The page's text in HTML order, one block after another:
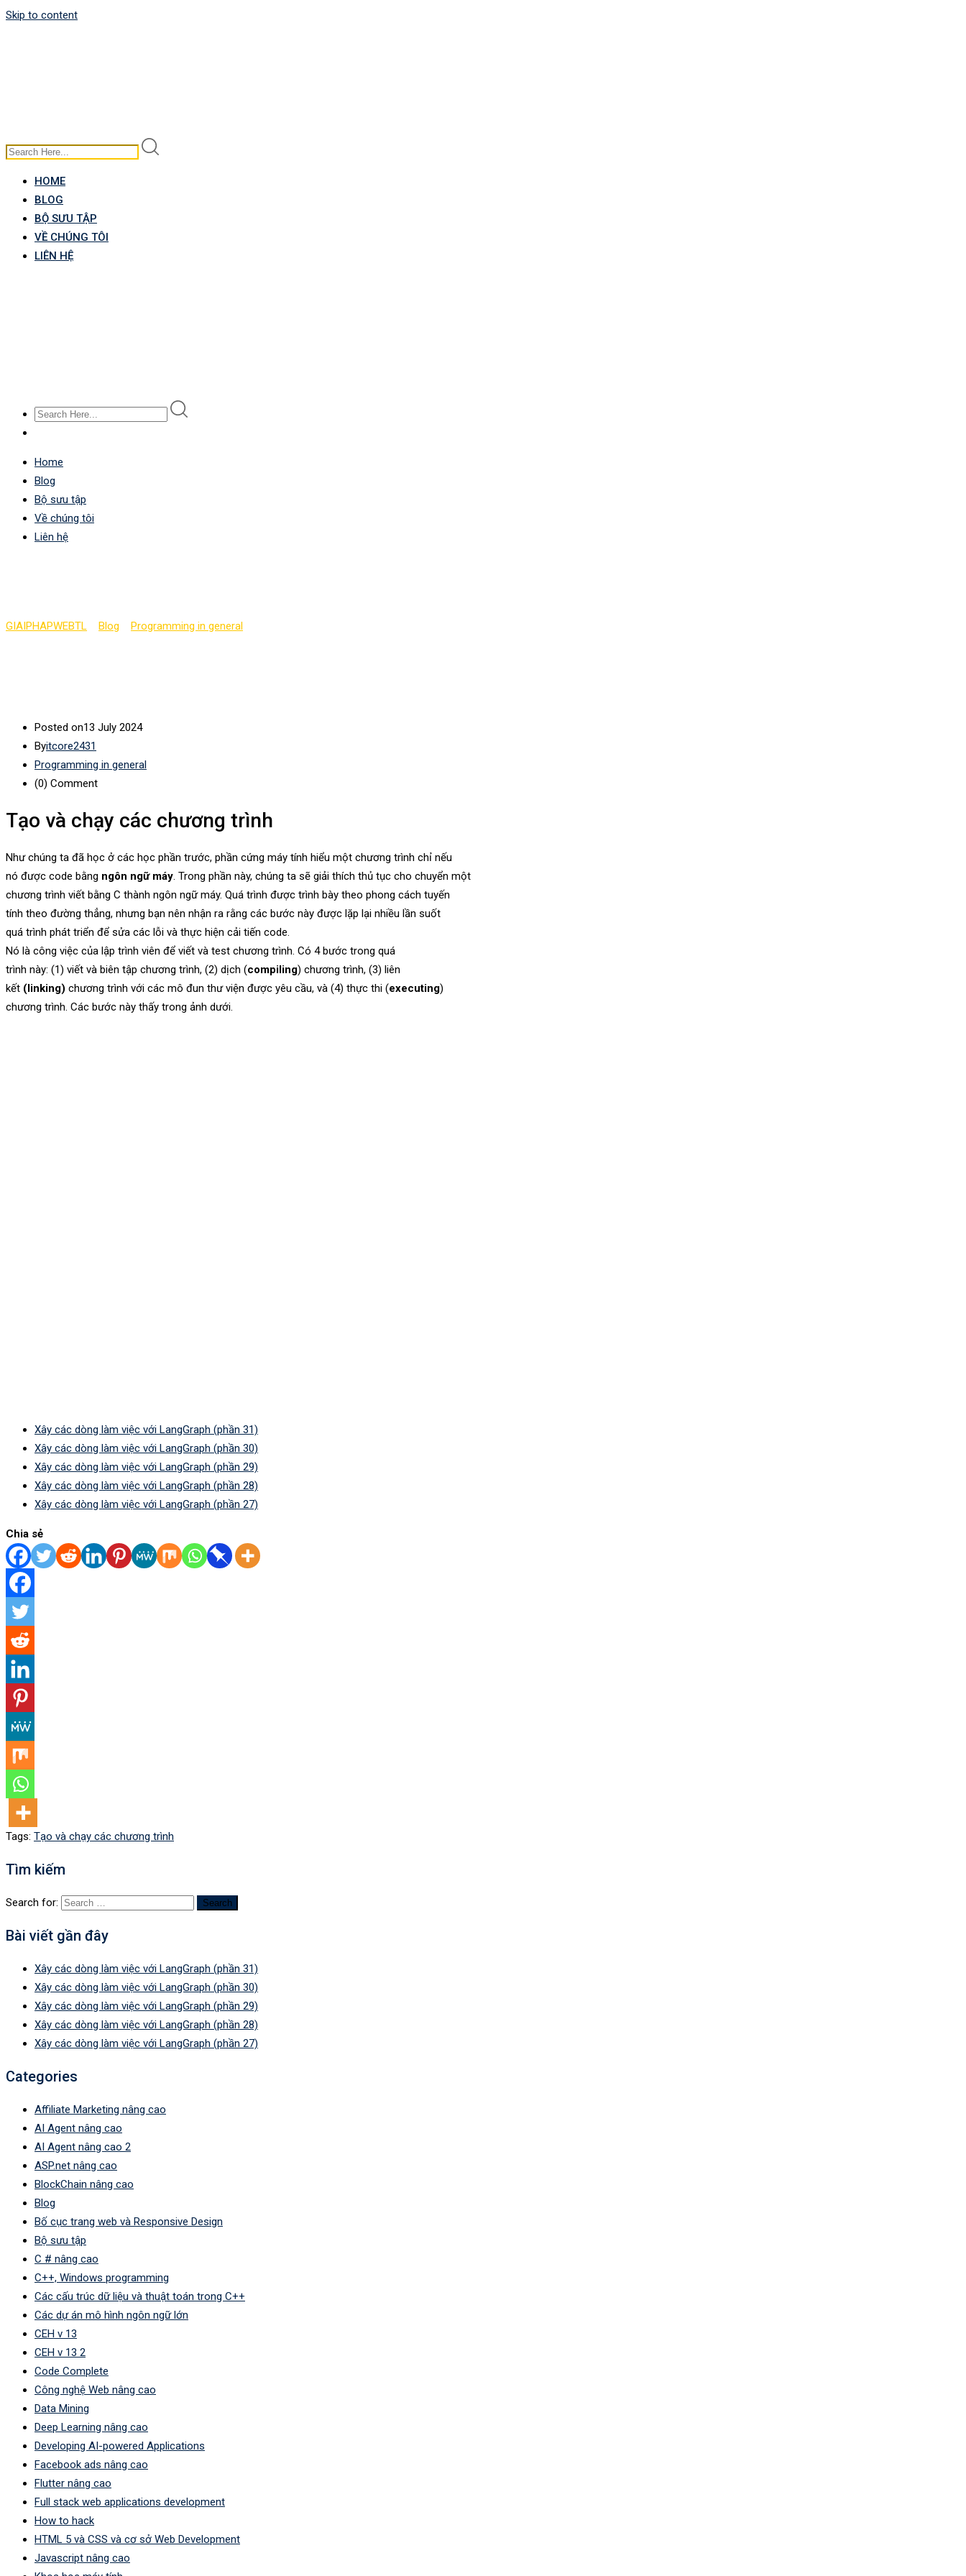
Skip to content
HOME
BLOG
BỘ SƯU TẬP
VỀ CHÚNG TÔI
LIÊN HỆ
Home
Blog
Bộ sưu tập
Về chúng tôi
Liên hệ
GIAIPHAPWEBTL Blog Programming in general
Posted on13 July 2024
Byitcore2431
Programming in general
(0) Comment
Tạo và chạy các chương trình
Như chúng ta đã học ở các học phần trước, phần cứng máy tính hiểu một chương trình chỉ nếu
nó được code bằng ngôn ngữ máy. Trong phần này, chúng ta sẽ giải thích thủ tục cho chuyển một
chương trình viết bằng C thành ngôn ngữ máy. Quá trình được trình bày theo phong cách tuyến
tính theo đường thẳng, nhưng bạn nên nhận ra rằng các bước này được lặp lại nhiều lần suốt
quá trình phát triển để sửa các lỗi và thực hiện cải tiến code.
Nó là công việc của lập trình viên để viết và test chương trình. Có 4 bước trong quá
trình này: (1) viết và biên tập chương trình, (2) dịch (compiling) chương trình, (3) liên
kết (linking) chương trình với các mô đun thư viện được yêu cầu, và (4) thực thi (executing)
chương trình. Các bước này thấy trong ảnh dưới.
Xây các dòng làm việc với LangGraph (phần 31)
Xây các dòng làm việc với LangGraph (phần 30)
Xây các dòng làm việc với LangGraph (phần 29)
Xây các dòng làm việc với LangGraph (phần 28)
Xây các dòng làm việc với LangGraph (phần 27)
Chia sẻ
Tags: Tạo và chạy các chương trình
Tìm kiếm
Search for:
Bài viết gần đây
Xây các dòng làm việc với LangGraph (phần 31)
Xây các dòng làm việc với LangGraph (phần 30)
Xây các dòng làm việc với LangGraph (phần 29)
Xây các dòng làm việc với LangGraph (phần 28)
Xây các dòng làm việc với LangGraph (phần 27)
Categories
Affiliate Marketing nâng cao
AI Agent nâng cao
AI Agent nâng cao 2
ASP.net nâng cao
BlockChain nâng cao
Blog
Bố cục trang web và Responsive Design
Bộ sưu tập
C # nâng cao
C++, Windows programming
Các cấu trúc dữ liệu và thuật toán trong C++
Các dự án mô hình ngôn ngữ lớn
CEH v 13
CEH v 13 2
Code Complete
Công nghệ Web nâng cao
Data Mining
Deep Learning nâng cao
Developing AI-powered Applications
Facebook ads nâng cao
Flutter nâng cao
Full stack web applications development
How to hack
HTML 5 và CSS và cơ sở Web Development
Javascript nâng cao